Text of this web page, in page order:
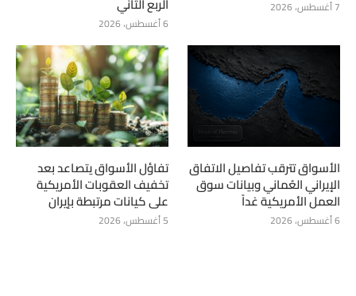
7 أغسطس، 2026
6 أغسطس، 2026
الأسواق تترقب تفاصيل الاتفاق
الإيراني العُماني وبيانات سوق
العمل الأمريكية غداً
6 أغسطس، 2026
تفاؤل الأسواق يتصاعد بعد
تخفيف العقوبات الأمريكية
على كيانات مرتبطة بإيران
5 أغسطس، 2026